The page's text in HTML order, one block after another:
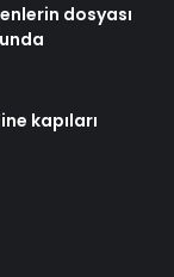
dosyası
kapıları